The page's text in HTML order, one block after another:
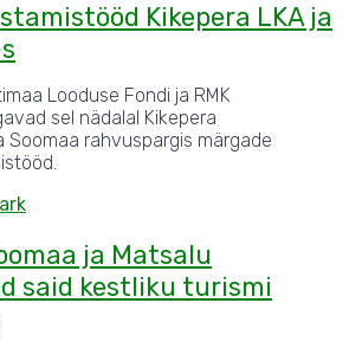
Kikepera LKA ja
Looduse Fondi ja RMK
sel nädalal Kikepera
Soomaa rahvuspargis märgade
ja Matsalu
said kestliku turismi